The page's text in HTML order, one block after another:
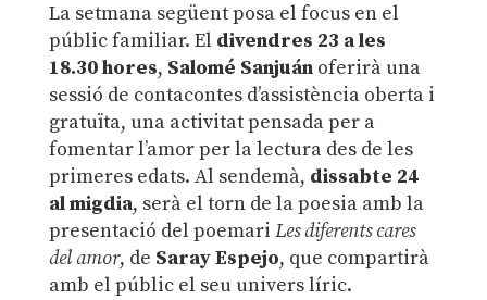
La setmana següent posa el focus en el
públic familiar. El divendres 23 a les
18.30 hores, Salomé Sanjuánoferirà una
sessió de contacontes d’assistència oberta i
gratuïta, una activitat pensada per a
fomentar l’amor per la lectura des de les
primeres edats. Al sendemà, dissabte 24
al migdia, serà el torn de la poesia amb la
presentació del poemari Les diferents cares
del amor, de Saray Espejo, que compartirà
amb el públic el seu univers líric.